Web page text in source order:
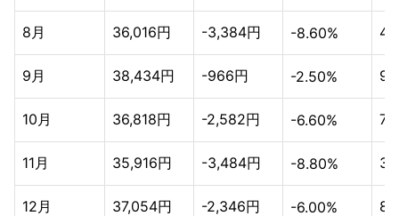
8月 36,016円 -3,384円 -8.60% 4
9月 38,434円 -966円 -2.50% 9
10月 36,818円 -2,582円 -6.60% 7
11月 35,916円 -3,484円 -8.80% 3
12月 37,054円 -2,346円 -6.00% 8